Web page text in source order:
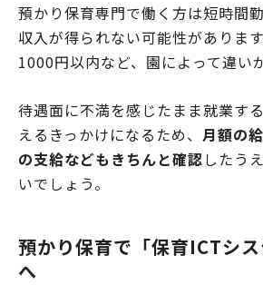
預かり保育専門で働く方は短時間
収入が得られない可能性がありま
1000円以内など、園によって違い
待遇面に不満を感じたまま就業す
えるきっかけになるため、 月額の
の支給などもきちんと確認したう
いでしょう。
預かり保育で「保育ICTシ
へ